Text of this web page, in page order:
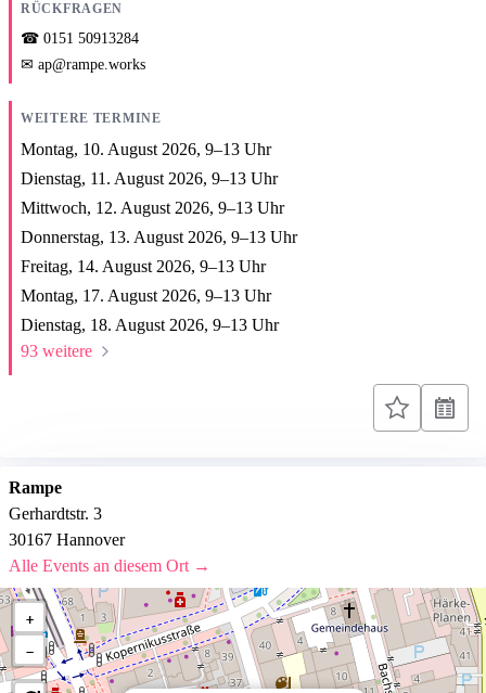
RÜCKFRAGEN
0151 50913284
ap@rampe.works
WEITERE TERMINE
Montag, 10. August 2026, 9–13 Uhr
Dienstag, 11. August 2026, 9–13 Uhr
Mittwoch, 12. August 2026, 9–13 Uhr
Donnerstag, 13. August 2026, 9–13 Uhr
Freitag, 14. August 2026, 9–13 Uhr
Montag, 17. August 2026, 9–13 Uhr
Dienstag, 18. August 2026, 9–13 Uhr
93 weitere
Rampe
Gerhardtstr. 3
30167 Hannover
Alle Events an diesem Ort →
+
−